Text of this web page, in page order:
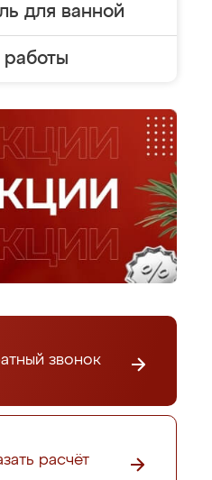
для ванной
звонок
расчёт